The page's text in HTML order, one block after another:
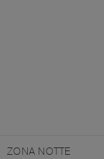
ZONA NOTTE